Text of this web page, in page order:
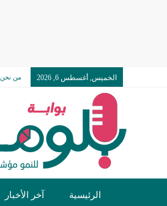
الخميس, أغسطس 6, 2026 من نحن
الرئيسية آخر الأخبار